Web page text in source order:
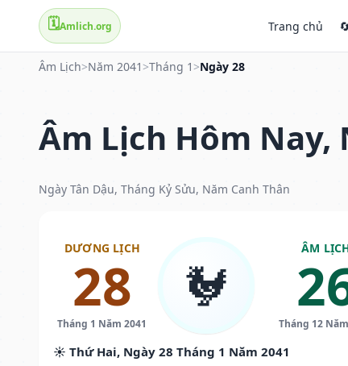
🗓️Amlich.org Trang chủ
Âm Lịch>Năm 2041 >Tháng 1 >Ngày 28
Âm Lịch Hôm Nay,
Ngày Tân Dậu, Tháng Kỷ Sửu, Năm Canh Thân
DƯƠNG LỊCH
28
Tháng 1 Năm 2041
🐓
ÂM
Tháng 12
☀️ Thứ Hai, Ngày 28 Tháng 1 Năm 2041